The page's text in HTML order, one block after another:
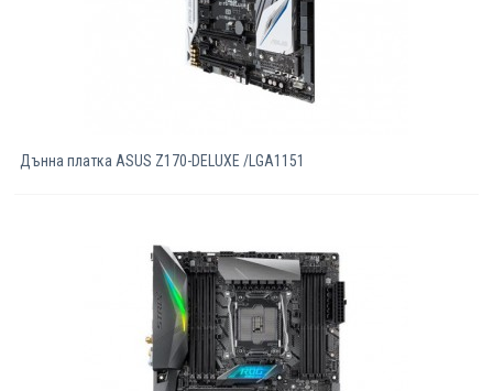
Дънна платка ASUS Z170-DELUXE /LGA1151